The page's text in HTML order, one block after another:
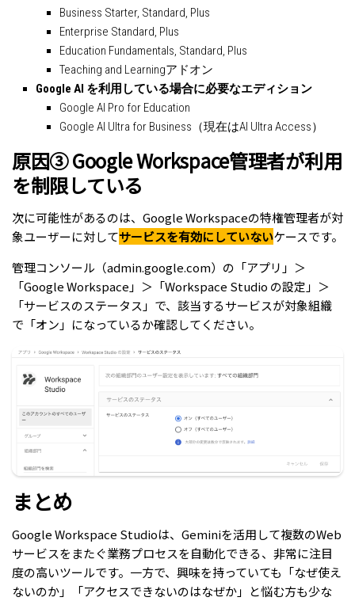
Business Starter, Standard, Plus
Enterprise Standard, Plus
Education Fundamentals, Standard, Plus
Teaching and Learningアドオン
Google AI を利用している場合に必要なエディション
Google AI Pro for Education
Google AI Ultra for Business（現在はAI Ultra Access）
原因③ Google Workspace管理者が利用
を制限している
次に可能性があるのは、Google Workspaceの特権管理者が対
象ユーザーに対してサービスを有効にしていないケースです。
管理コンソール（admin.google.com）の「アプリ」＞
「Google Workspace」＞「Workspace Studio の設定」＞
「サービスのステータス」で、該当するサービスが対象組織
で「オン」になっているか確認してください。
まとめ
Google Workspace Studioは、Geminiを活用して複数のWeb
サービスをまたぐ業務プロセスを自動化できる、非常に注目
度の高いツールです。一方で、興味を持っていても「なぜ使え
ないのか」「アクセスできないのはなぜか」と悩む方も少な